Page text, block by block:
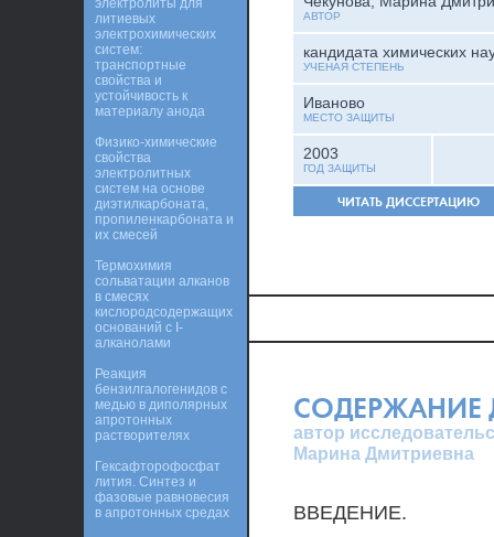
АВТОР
кандидата химических
УЧЕНАЯ СТЕПЕНЬ
Иваново
МЕСТО ЗАЩИТЫ
2003
ГОД ЗАЩИТЫ
ЧИТАТЬ ДИССЕРТАЦИЮ
СОДЕРЖАНИЕ
автор
Марина Дмитриевна
ВВЕДЕНИЕ.
электролиты для
литиевых
электрохимических
систем:
транспортные
свойства и
устойчивость к
материалу анода
Физико-химические
свойства
электролитных
систем на основе
диэтилкарбоната,
пропиленкарбоната и
их смесей
Термохимия
сольватации алканов
в смесях
кислородсодержащих
оснований с I-
алканолами
Реакция
бензилгалогенидов с
медью в диполярных
апротонных
растворителях
Гексафторофосфат
лития. Синтез и
фазовые равновесия
в апротонных средах